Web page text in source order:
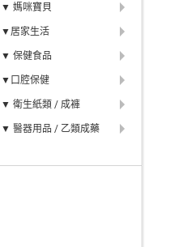
▼ 媽咪寶貝
▼居家生活
▼ 保健食品
▼口腔保健
▼ 衛生紙類 / 成褲
▼ 醫器用品 / 乙類成藥